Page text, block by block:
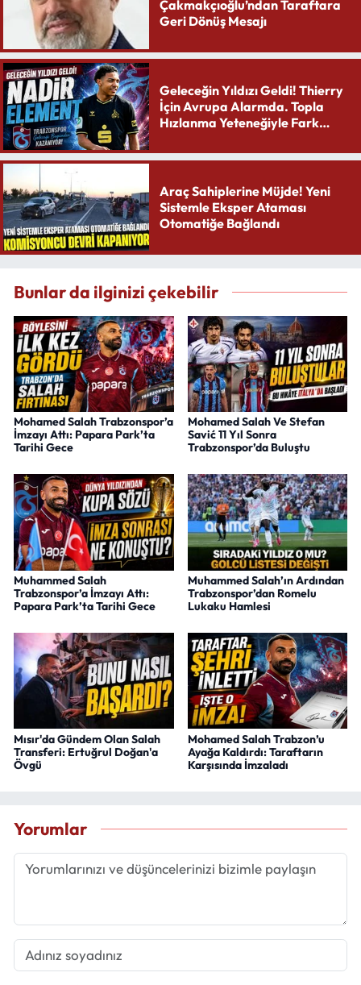
Çakmakçıoğlu’ndan Taraftara
Geri Dönüş Mesajı
Geleceğin Yıldızı Geldi! Thierry
İçin Avrupa Alarmda. Topla
Hızlanma Yeteneğiyle Fark
Araç Sahiplerine Müjde! Yeni
Sistemle Eksper Ataması
Otomatiğe Bağlandı
Bunlar da ilginizi çekebilir
Mohamed Salah Trabzonspor’a
İmzayı Attı: Papara Park’ta
Tarihi Gece
Mohamed Salah Ve Stefan
Savić 11 Yıl Sonra
Trabzonspor’da Buluştu
Muhammed Salah
Trabzonspor’a İmzayı Attı:
Papara Park’ta Tarihi Gece
Muhammed Salah’ın Ardından
Trabzonspor’dan Romelu
Lukaku Hamlesi
Mısır'da Gündem Olan Salah
Transferi: Ertuğrul Doğan'a
Övgü
Mohamed Salah Trabzon’u
Ayağa Kaldırdı: Taraftarın
Karşısında İmzaladı
Yorumlar